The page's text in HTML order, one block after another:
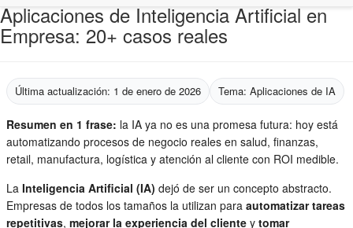
Aplicaciones de Inteligencia Artificial en
Empresa: 20+ casos reales
Última actualización: 1 de enero de 2026 Tema: Aplicaciones de IA
Resumen en 1 frase: la IA ya no es una promesa futura: hoy está
automatizando procesos de negocio reales en salud, finanzas,
retail, manufactura, logística y atención al cliente con ROI medible.
La Inteligencia Artificial (IA) dejó de ser un concepto abstracto.
Empresas de todos los tamaños la utilizan para automatizar tareas
repetitivas, mejorar la experiencia del cliente y tomar